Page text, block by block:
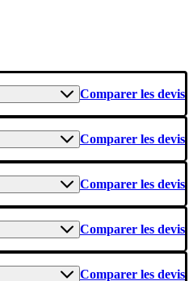
Comparer les devis
Comparer les devis
Comparer les devis
Comparer les devis
Comparer les devis